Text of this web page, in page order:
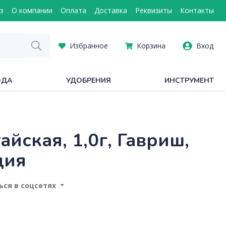
О компании Оплата Доставка Реквизиты Контакты
Избранное Корзина Вход
УДОБРЕНИЯ ИНСТРУМЕНТ
1,0г, Гавриш,
в соцсетях